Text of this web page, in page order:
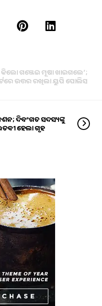
ଗଞ୍ଜେଇ ମୂଷା ଖାଇଗଲେ’;
ଉତ୍ତର ରଖିଲା ୟୁପି ପୋଲିସ
ଦିବଂଗତ ସଦସ୍ୟଙ୍କୁ
ହେଲା ଗୃହ